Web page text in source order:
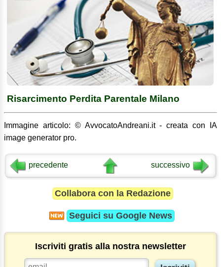
Risarcimento Perdita Parentale Milano
Immagine articolo: © AvvocatoAndreani.it - creata con IA
image generator pro.
precedente successivo
Collabora con la Redazione
Seguici su Google News
Iscriviti gratis alla nostra newsletter